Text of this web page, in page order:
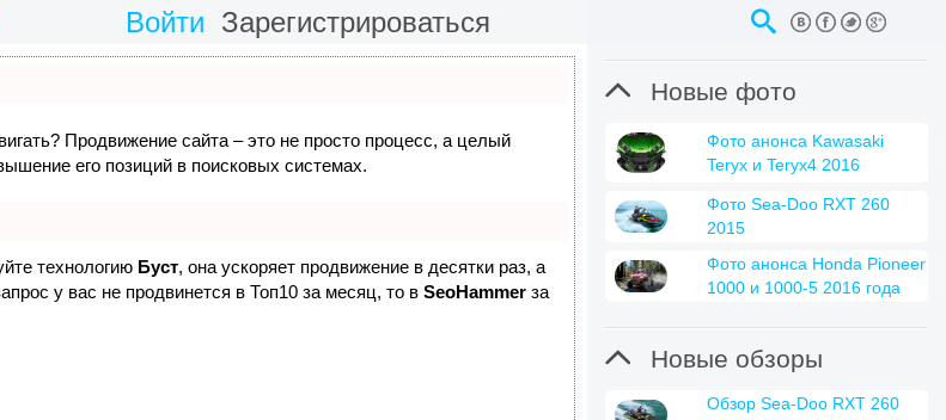
Войти Зарегистрироваться
Продвижение сайта – это не просто процесс, а целый
его позиций в поисковых системах.
технологию Буст, она ускоряет продвижение в десятки раз, а
у вас не продвинется в Топ10 за месяц, то в SeoHammer за
 Новые фото
Фото анонса Kawasaki
Teryx и Teryx4 2016
Фото Sea-Doo RXT 260
2015
Фото анонса Honda Pioneer
1000 и 1000-5 2016 года
 Новые обзоры
Обзор Sea-Doo RXT 260